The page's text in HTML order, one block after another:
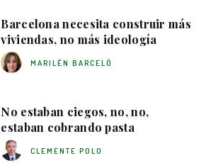
Barcelona necesita construir más
viviendas, no más ideología
MARILÉN BARCELÓ
No estaban ciegos, no, no,
estaban cobrando pasta
CLEMENTE POLO